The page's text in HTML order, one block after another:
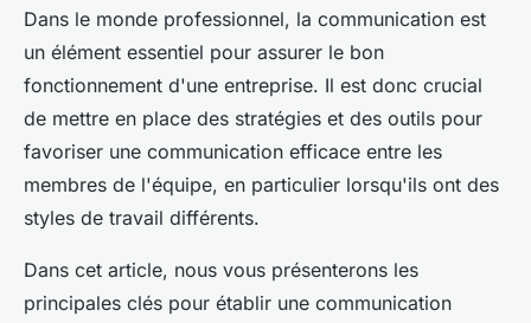
Quelles sont les clés pour
établir une communication
efficace avec des collègues qui
ont des styles de travail
différents ?
Dans le monde professionnel, la communication est
un élément essentiel pour assurer le bon
fonctionnement d'une entreprise. Il est donc crucial
de mettre en place des stratégies et des outils pour
favoriser une communication efficace entre les
membres de l'équipe, en particulier lorsqu'ils ont des
styles de travail différents.
Dans cet article, nous vous présenterons les
principales clés pour établir une communication